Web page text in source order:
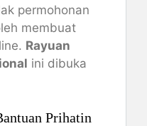
permohonan
membuat
Rayuan
ini dibuka
Prihatin